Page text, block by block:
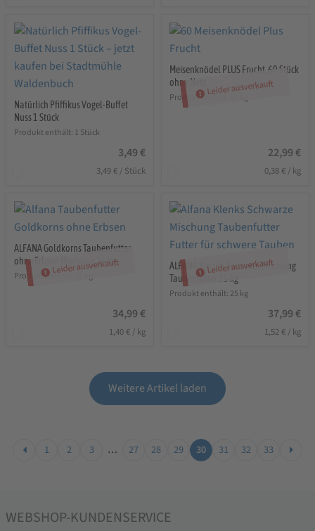
Natürlich Pfiffikus Vogel-Buffet
Nuss 1 Stück
Produkt enthält: 1 Stück
3,49 €
3,49 € / Stück
Leider ausverkauft
Meisenknödel PLUS Frucht, 60 Stück
ohne Netz
Produkt enthält: 60 kg
22,99 €
0,38 €/ kg
Leider ausverkauft
ALFANA Goldkorns Taubenfutter
ohne Erbsen Mischung 25 kg
Produkt enthält: 25
34,99 €
1,40 € / kg
Leider ausverkauft
ALFANA Klenk’s Schwarze Mischung
Taubenfutter 25 kg
Produkt enthält: 25 kg
37,99 €
1,52 €/ kg
Weitere Artikel laden
1 2 3 … 27 28 29 30 31 32 33
WEBSHOP-KUNDENSERVICE